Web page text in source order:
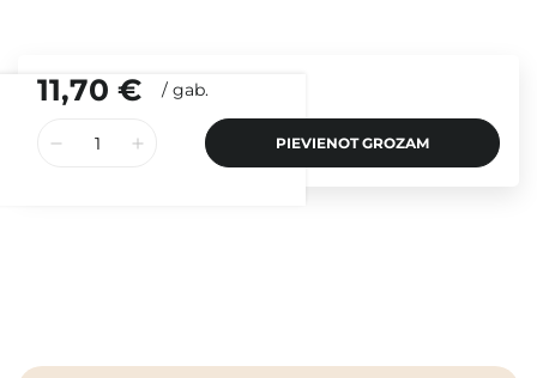
11,70 € / gab.
PIEVIENOT GROZAM